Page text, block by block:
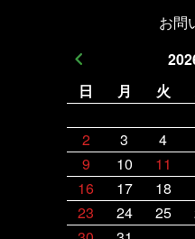
お問
日
月 火
2
3 4
9
10 11
16
17 18
23
24 25